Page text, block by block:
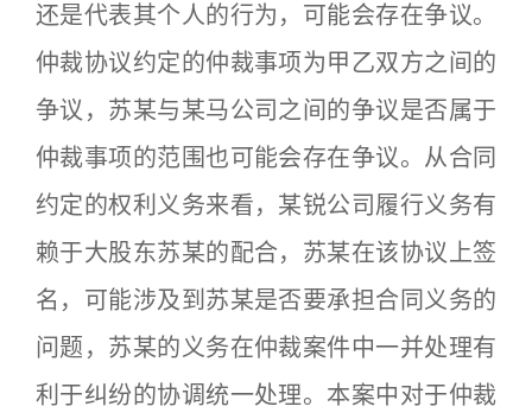
还是代表其个人的行为，可能会存在争议。
仲裁协议约定的仲裁事项为甲乙双方之间的
争议，苏某与某马公司之间的争议是否属于
仲裁事项的范围也可能会存在争议。从合同
约定的权利义务来看，某锐公司履行义务有
赖于大股东苏某的配合，苏某在该协议上签
名，可能涉及到苏某是否要承担合同义务的
问题，苏某的义务在仲裁案件中一并处理有
利于纠纷的协调统一处理。本案中对于仲裁